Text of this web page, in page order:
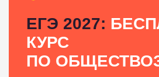
ЕГЭ 2027:
КУРС
ПО